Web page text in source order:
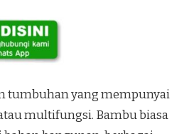
tumbuhan yang mempunyai
multifungsi. Bambu biasa